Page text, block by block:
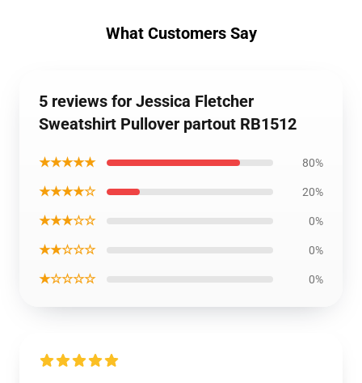
What Customers Say
5 reviews for Jessica Fletcher
Sweatshirt Pullover partout RB1512
★★★★★ 80%
★★★★☆ 20%
★★★☆☆ 0%
★★☆☆☆ 0%
★☆☆☆☆ 0%